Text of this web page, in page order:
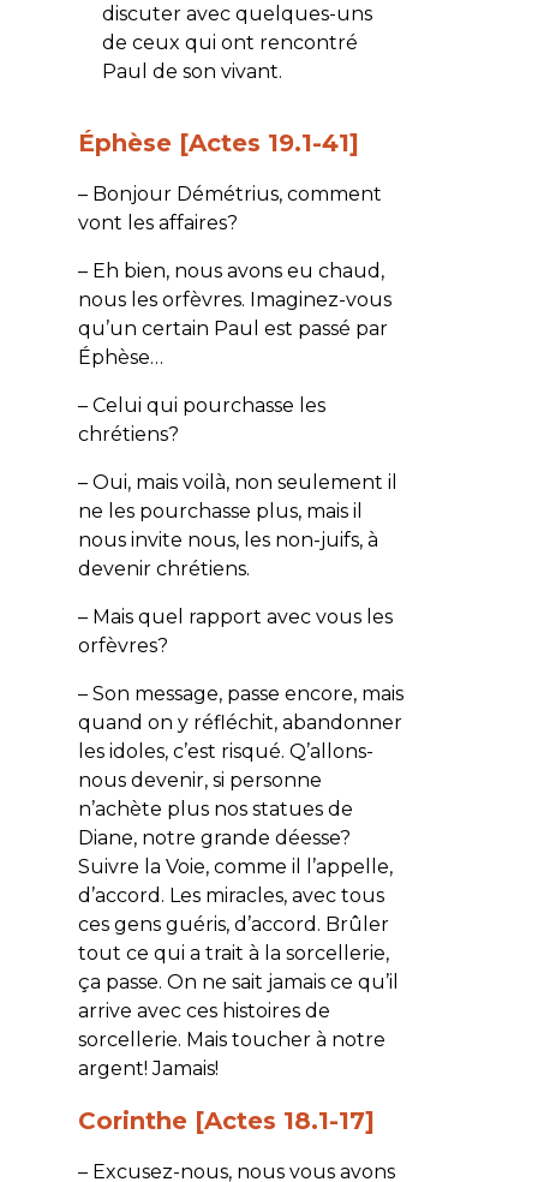
discuter avec quelques-uns
de ceux qui ont rencontré
Paul de son vivant.
Éphèse [Actes 19.1-41]
– Bonjour Démétrius, comment
vont les affaires?
– Eh bien, nous avons eu chaud,
nous les orfèvres. Imaginez-vous
qu’un certain Paul est passé par
Éphèse…
– Celui qui pourchasse les
chrétiens?
– Oui, mais voilà, non seulement il
ne les pourchasse plus, mais il
nous invite nous, les non-juifs, à
devenir chrétiens.
– Mais quel rapport avec vous les
orfèvres?
– Son message, passe encore, mais
quand on y réfléchit, abandonner
les idoles, c’est risqué. Q’allons-
nous devenir, si personne
n’achète plus nos statues de
Diane, notre grande déesse?
Suivre la Voie, comme il l’appelle,
d’accord. Les miracles, avec tous
ces gens guéris, d’accord. Brûler
tout ce qui a trait à la sorcellerie,
ça passe. On ne sait jamais ce qu’il
arrive avec ces histoires de
sorcellerie. Mais toucher à notre
argent! Jamais!
Corinthe [Actes 18.1-17]
– Excusez-nous, nous vous avons